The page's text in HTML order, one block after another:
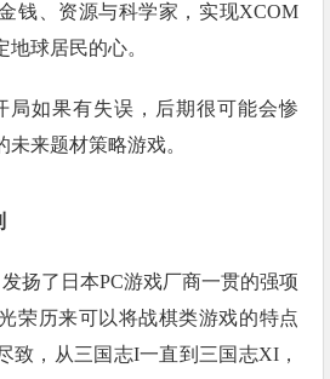
钱、资源与科学家，实现XCOM
球居民的心。
局如果有失误，后期很可能会惨
来题材策略游戏。
扬了日本PC游戏厂商一贯的强项
荣历来可以将战棋类游戏的特点
致，从三国志I一直到三国志XI，